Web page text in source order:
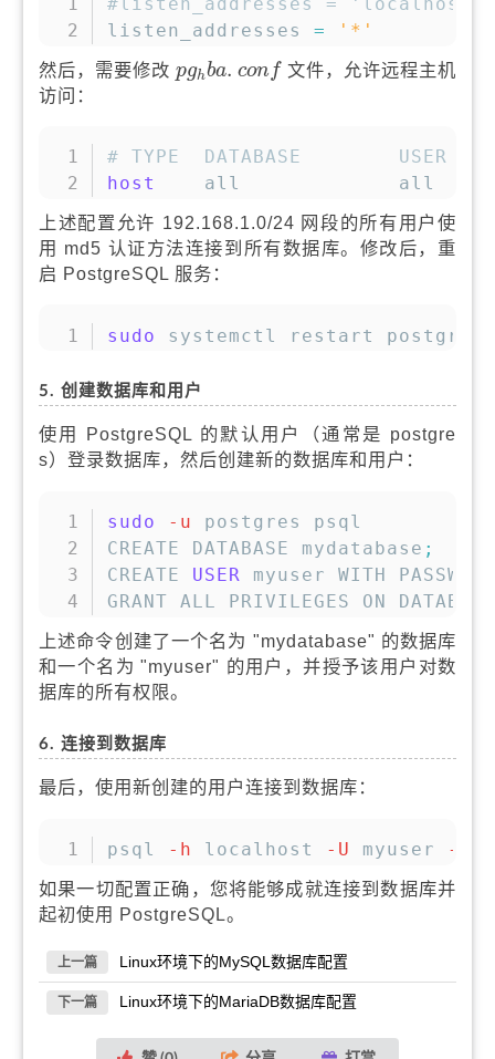
listen_addresses = '*'
然后，需要修改pghba. con f
p
g
h
b
a .
c
o
n
f
文件，允许远程主机
访问：
# TYPE  DATABASE
host
all
复制
上述配置允许 192.168.1.0/24 网段的所有用户使
用 md5 认证方法连接到所有数据库。修改后，重
启 PostgreSQL 服务：
sudo systemctl restart 复制
5. 创建数据库和用户
使用 PostgreSQL 的默认用户（通常是 postgre
s）登录数据库，然后创建新的数据库和用户：
sudo -u
postgres psql
CREATE DATABASE mydatabase ;
CREATE USER myuser WITH
GRANT ALL PRIVILEGES ON
上述命令创建了一个名为 "mydatabase" 的数据库
和一个名为 "myuser" 的用户，并授予该用户对数
据库的所有权限。
6. 连接到数据库
最后，使用新创建的用户连接到数据库：
psql -h localhost -U myuser -d
如果一切配置正确，您将能够成就连接到数据库并
起初使用 PostgreSQL。
上一篇 Linux环境下的MySQL数据库配置
下一篇 Linux环境下的MariaDB数据库配置